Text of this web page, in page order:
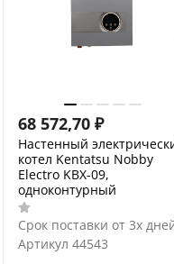
68 572,70 ₽
Настенный
котел Kentatsu Nobby
Electro KBX-09,
одноконтурный
Срок поставки от 3х
Артикул 44543